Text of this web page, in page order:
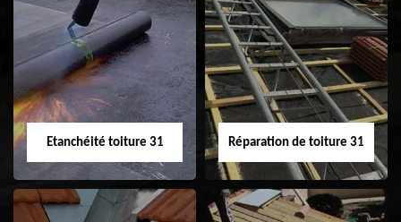
Peinture sur tuile
31
Nettoyage
demoussage de
toiture 31
Etanchéité toiture 31 Réparation de toiture 31